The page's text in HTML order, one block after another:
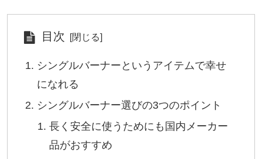
目次
シングルバーナーというアイテムで幸せ
になれる
シングルバーナー選びの3つのポイント
長く安全に使うためにも国内メーカー
品がおすすめ